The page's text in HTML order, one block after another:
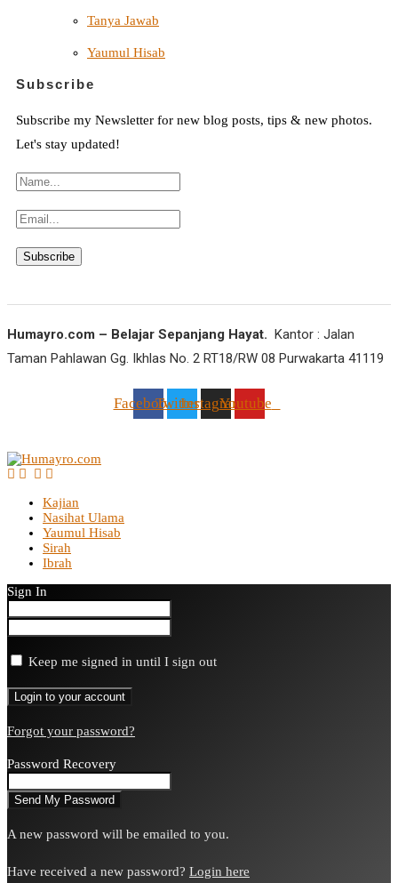
Tanya Jawab
Yaumul Hisab
Subscribe
Subscribe my Newsletter for new blog posts, tips & new photos.
Let's stay updated!
Humayro.com – Belajar Sepanjang Hayat. Kantor : Jalan
Taman Pahlawan Gg. Ikhlas No. 2 RT18/RW 08 Purwakarta 41119
FacebookTwitterInstagramYoutube
Kajian
Nasihat Ulama
Yaumul Hisab
Sirah
Ibrah
Sign In
Keep me signed in until I sign out
Forgot your password?
Password Recovery
A new password will be emailed to you.
Have received a new password? Login here